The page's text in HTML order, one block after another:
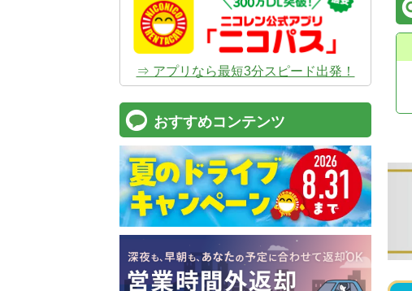
⇒ アプリなら最短3分スピード出発！
おすすめコンテンツ